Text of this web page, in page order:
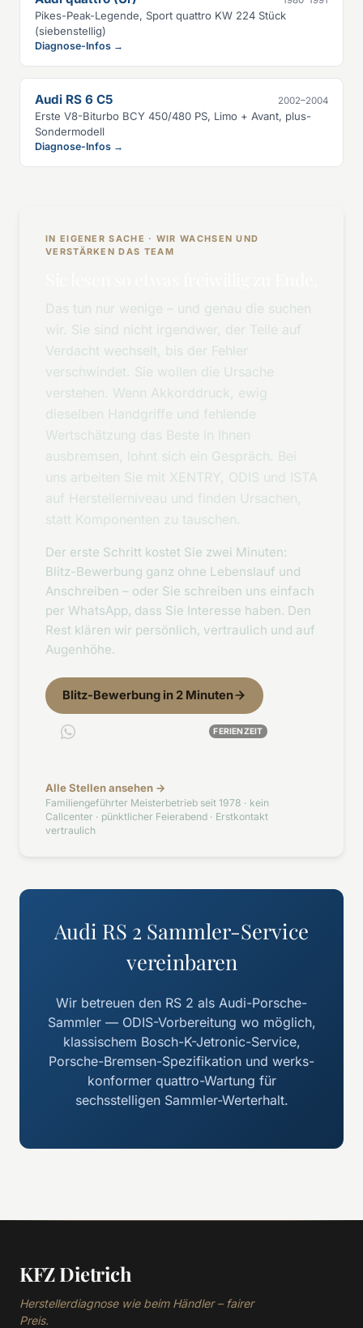
Pikes-Peak-Legende, Sport quattro KW 224 Stück
(siebenstellig)
Diagnose-Infos →
Audi RS 6 C5 2002–2004
Erste V8-Biturbo BCY 450/480 PS, Limo + Avant, plus-
Sondermodell
Diagnose-Infos →
IN EIGENER SACHE · WIR WACHSEN UND
VERSTÄRKEN DAS TEAM
Das tun nur wenige – und genau die suchen
wir. Sie sind nicht irgendwer, der Teile auf
Verdacht wechselt, bis der Fehler
verschwindet. Sie wollen die Ursache
verstehen. Wenn Akkorddruck, ewig
dieselben Handgriffe und fehlende
Wertschätzung das Beste in Ihnen
ausbremsen, lohnt sich ein Gespräch. Bei
uns arbeiten Sie mit XENTRY, ODIS und ISTA
auf Herstellerniveau und finden Ursachen,
statt Komponenten zu tauschen.
Der erste Schritt kostet Sie zwei Minuten:
Blitz-Bewerbung ganz ohne Lebenslauf und
Anschreiben – oder Sie schreiben uns einfach
per WhatsApp, dass Sie Interesse haben. Den
Rest klären wir persönlich, vertraulich und auf
Augenhöhe.
Blitz-Bewerbung in 2 Minuten
FERIENZEIT
Alle Stellen ansehen →
Familiengeführter Meisterbetrieb seit 1978 · kein
Callcenter · pünktlicher Feierabend · Erstkontakt
vertraulich
Audi RS 2 Sammler-Service
vereinbaren
Wir betreuen den RS 2 als Audi-Porsche-
Sammler — ODIS-Vorbereitung wo möglich,
klassischem Bosch-K-Jetronic-Service,
Porsche-Bremsen-Spezifikation und werks-
konformer quattro-Wartung für
sechsstelligen Sammler-Werterhalt.
KFZ Dietrich
Herstellerdiagnose wie beim Händler – fairer
Preis.